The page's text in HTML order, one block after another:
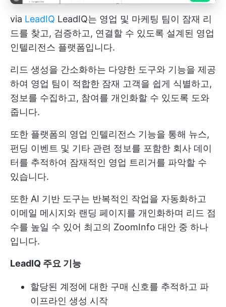
via LeadIQ LeadIQ는 영업 및 마케팅 팀이 잠재 리
드를 찾고, 검증하고, 연결할 수 있도록 설계된 영업
인텔리전스 플랫폼입니다.
리드 생성을 간소화하는 다양한 도구와 기능을 제공
하여 영업 팀이 적합한 잠재 고객을 쉽게 식별하고,
정보를 수집하고, 참여를 개인화할 수 있도록 도와
줍니다.
또한 플랫폼의 영업 인텔리전스 기능을 통해 뉴스,
펀딩 이벤트 및 기타 관련 정보를 포함한 회사 데이
터를 추적하여 잠재적인 영업 트리거를 파악할 수
있습니다.
또한 AI 기반 도구는 반복적인 작업을 자동화하고
이메일 메시지와 랜딩 페이지를 개인화하며 리드 점
수를 높일 수 있어 최고의 ZoomInfo 대안 중 하나
입니다.
LeadIQ 주요 기능
할당된 계정에 대한 구매 신호를 추적하고 파
이프라인 생성 시작